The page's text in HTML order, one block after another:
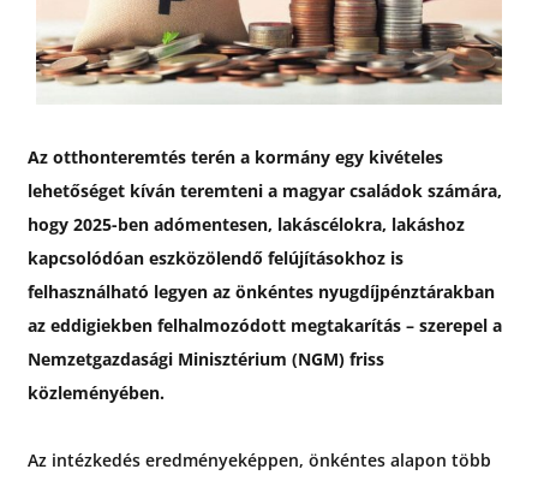
GYIK
Az otthonteremtés terén a kormány egy kivételes
lehetőséget kíván teremteni a magyar családok számára,
hogy 2025-ben adómentesen, lakáscélokra, lakáshoz
kapcsolódóan eszközölendő felújításokhoz is
felhasználható legyen az önkéntes nyugdíjpénztárakban
az eddigiekben felhalmozódott megtakarítás – szerepel a
Nemzetgazdasági Minisztérium (NGM) friss
közleményében.
Az intézkedés eredményeképpen, önkéntes alapon több